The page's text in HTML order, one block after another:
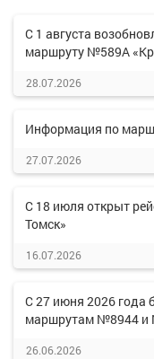
С 1 августа
маршруту №589А
28.07.2026
Информация по
27.07.2026
С 18 июля открыт
Томск»
16.07.2026
С 27 июня 2026 года
маршрутам №8944 и
26.06.2026